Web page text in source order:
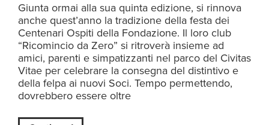
Giunta ormai alla sua quinta edizione, si rinnova
anche quest’anno la tradizione della festa dei
Centenari Ospiti della Fondazione. Il loro club
“Ricomincio da Zero” si ritroverà insieme ad
amici, parenti e simpatizzanti nel parco del Civitas
Vitae per celebrare la consegna del distintivo e
della felpa ai nuovi Soci. Tempo permettendo,
dovrebbero essere oltre